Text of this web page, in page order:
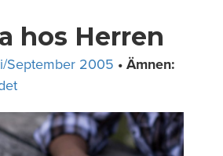
hos Herren
September 2005 • Ämnen: